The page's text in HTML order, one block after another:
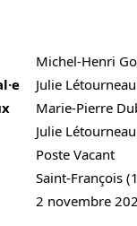
Michel-Henri
Julie Létourneau
Marie-Pierre
Julie Létourneau
Poste Vacant
Saint-François
2 novembre